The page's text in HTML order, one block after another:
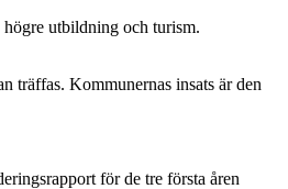
utbildning och turism.
träffas. Kommunernas insats är den
för de tre första åren